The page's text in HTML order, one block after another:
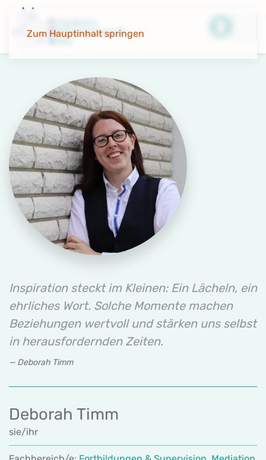
Zum Hauptinhalt springen
Inspiration steckt im Kleinen: Ein Lächeln, ein
ehrliches Wort. Solche Momente machen
Beziehungen wertvoll und stärken uns selbst
in herausfordernden Zeiten.
Deborah Timm
Deborah Timm
sie/ihr